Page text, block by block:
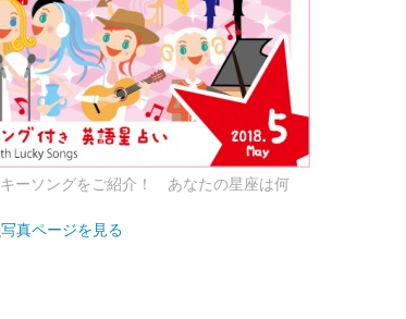
キーソングをご紹介！ あなたの星座は何
写真ページを見る